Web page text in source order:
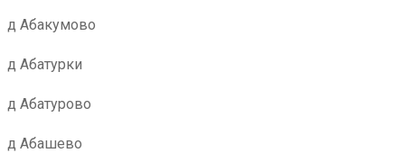
д Абакумово
д Абатурки
д Абатурово
д Абашево